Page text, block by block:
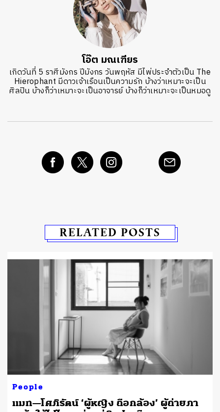
โอ๊ต มณเฑียร
เกิดวันที่ 5 ราศีมังกร ปีมังกร วันพฤหัส มีไพ่ประจำตัวเป็น The
Hierophant มีดาวเจ้าเรือนเป็นความรัก บ้างว่าเหมาะจะเป็น
ศิลปิน บ้างก็ว่าเหมาะจะเป็นอาจารย์ บ้างก็ว่าเหมาะจะเป็นหมอดู
RELATED POSTS
People
แมท—โศภิรัตน์ ‘ผู้หญิง ถือกล้อง’ ผู้ถ่ายภา